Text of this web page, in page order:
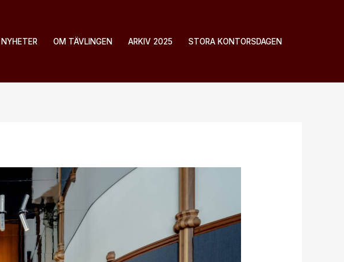
NYHETER OM TÄVLINGEN ARKIV 2025 STORA KONTORSDAGEN